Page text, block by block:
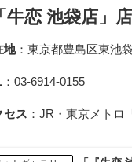
「牛恋 池袋店」
地：東京都豊島区東池
：03-6914-0155
セス ：JR・東京メトロ